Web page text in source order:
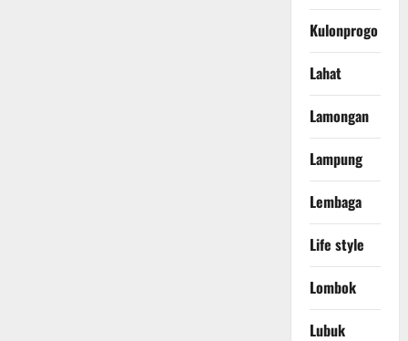
Kulonprogo
Lahat
Lamongan
Lampung
Lembaga
Life style
Lombok
Lubuk